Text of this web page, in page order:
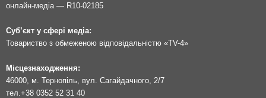
онлайн-медіа — R10-02185
Суб’єкт у сфері медіа:
Товариство з обмеженою відповідальністю «TV-4»
Місцезнаходження:
46000, м. Тернопіль, вул. Сагайдачного, 2/7
тел. +38 0352 52 31 40